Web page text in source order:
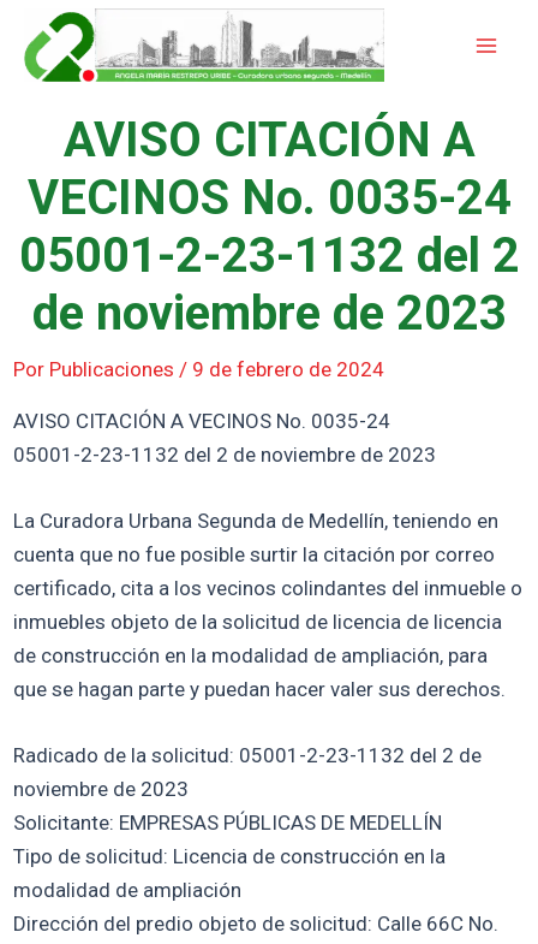
contenido
AVISO CITACIÓN A
VECINOS No. 0035-24
05001-2-23-1132 del 2
de noviembre de 2023
Por Publicaciones / 9 de febrero de 2024
AVISO CITACIÓN A VECINOS No. 0035-24
05001-2-23-1132 del 2 de noviembre de 2023
La Curadora Urbana Segunda de Medellín, teniendo en
cuenta que no fue posible surtir la citación por correo
certificado, cita a los vecinos colindantes del inmueble o
inmuebles objeto de la solicitud de licencia de licencia
de construcción en la modalidad de ampliación, para
que se hagan parte y puedan hacer valer sus derechos.
Radicado de la solicitud: 05001-2-23-1132 del 2 de
noviembre de 2023
Solicitante: EMPRESAS PÚBLICAS DE MEDELLÍN
Tipo de solicitud: Licencia de construcción en la
modalidad de ampliación
Dirección del predio objeto de solicitud: Calle 66C No.